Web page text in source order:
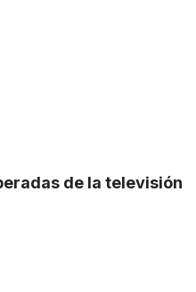
de la televisión